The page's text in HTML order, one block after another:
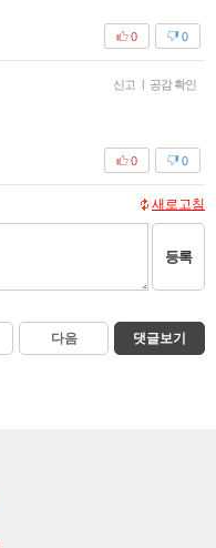
0
0
신고 | 공감 확인
0
0
새로고침
등록
다음 댓글보기